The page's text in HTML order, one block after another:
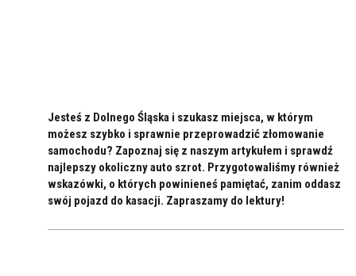
Jesteś z Dolnego Śląska i szukasz miejsca, w którym
możesz szybko i sprawnie przeprowadzić złomowanie
samochodu? Zapoznaj się z naszym artykułem i sprawdź
najlepszy okoliczny auto szrot. Przygotowaliśmy również
wskazówki, o których powinieneś pamiętać, zanim oddasz
swój pojazd do kasacji. Zapraszamy do lektury!